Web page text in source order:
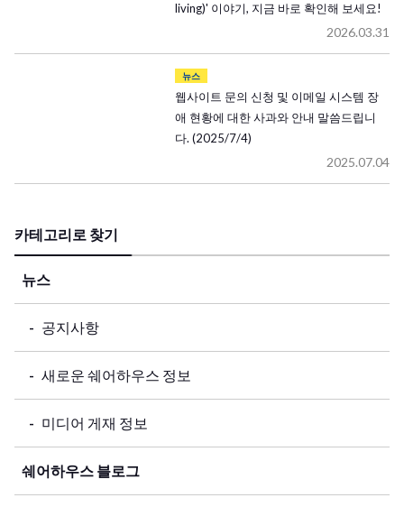
living)' 이야기, 지금 바로 확인해 보세요!
2026.03.31
뉴스
웹사이트 문의 신청 및 이메일 시스템 장
애 현황에 대한 사과와 안내 말씀드립니
다. (2025/7/4)
2025.07.04
카테고리로 찾기
뉴스
공지사항
새로운 쉐어하우스 정보
미디어 게재 정보
쉐어하우스 블로그